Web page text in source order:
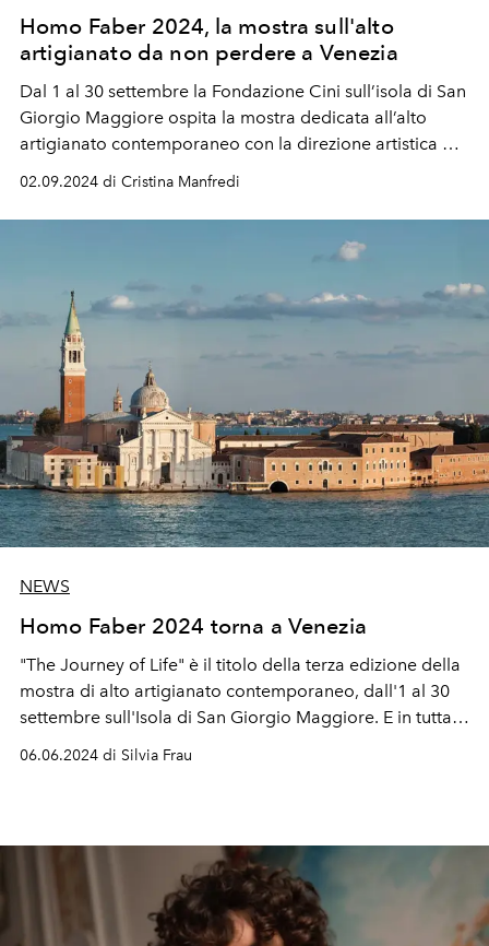
Homo Faber 2024, la mostra sull'alto
artigianato da non perdere a Venezia
Dal 1 al 30 settembre la Fondazione Cini sull’isola di San
Giorgio Maggiore ospita la mostra dedicata all’alto
artigianato contemporaneo con la direzione artistica di
02.09.2024 di Cristina Manfredi
NEWS
Homo Faber 2024 torna a Venezia
"The Journey of Life" è il titolo della terza edizione della
mostra di alto artigianato contemporaneo, dall'1 al 30
settembre sull'Isola di San Giorgio Maggiore. E in tutta
06.06.2024 di Silvia Frau